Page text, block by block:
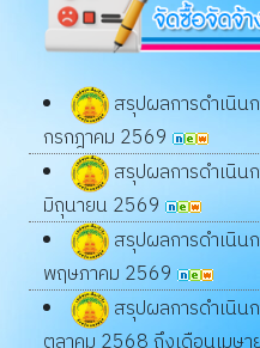
สรุปผลการดำเนิน
กรกฎาคม 2569
สรุปผลการดำเนิน
มิถุนายน 2569
สรุปผลการดำเนิน
พฤษภาคม 2569
สรุปผลการดำเนิน